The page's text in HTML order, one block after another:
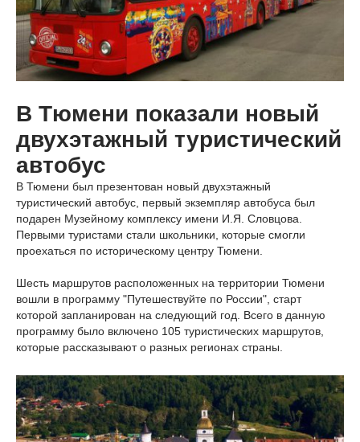
В Тюмени показали новый
двухэтажный туристический
автобус
В Тюмени был презентован новый двухэтажный
туристический автобус, первый экземпляр автобуса был
подарен Музейному комплексу имени И.Я. Словцова.
Первыми туристами стали школьники, которые смогли
проехаться по историческому центру Тюмени.
Шесть маршрутов расположенных на территории Тюмени
вошли в программу "Путешествуйте по России", старт
которой запланирован на следующий год. Всего в данную
программу было включено 105 туристических маршрутов,
которые рассказывают о разных регионах страны.